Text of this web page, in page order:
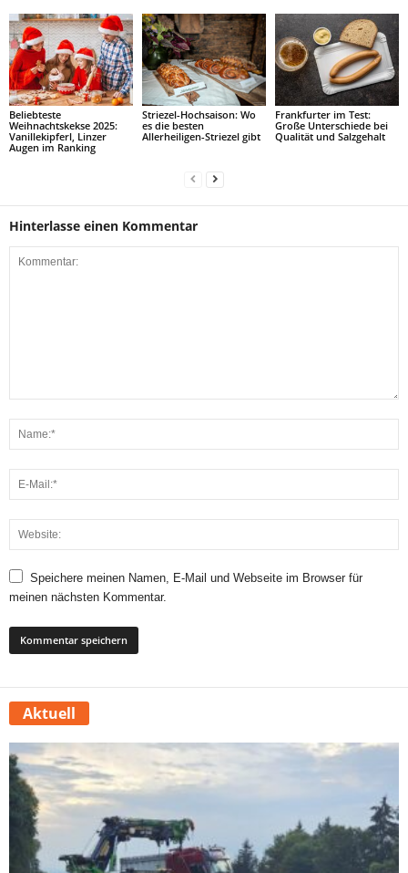
Beliebteste
Weihnachtskekse 2025:
Vanillekipferl, Linzer
Augen im Ranking
Striezel-Hochsaison: Wo
es die besten
Allerheiligen-Striezel gibt
Frankfurter im Test:
Große Unterschiede bei
Qualität und Salzgehalt
Hinterlasse einen Kommentar
Speichere meinen Namen, E-Mail und Webseite im Browser für
meinen nächsten Kommentar.
Aktuell